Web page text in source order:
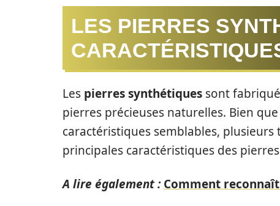
LES PIERRES
Les pierres synthétiques sont
pierres précieuses naturelles. Bien
caractéristiques semblables,
principales caractéristiques des
A lire également : Comment